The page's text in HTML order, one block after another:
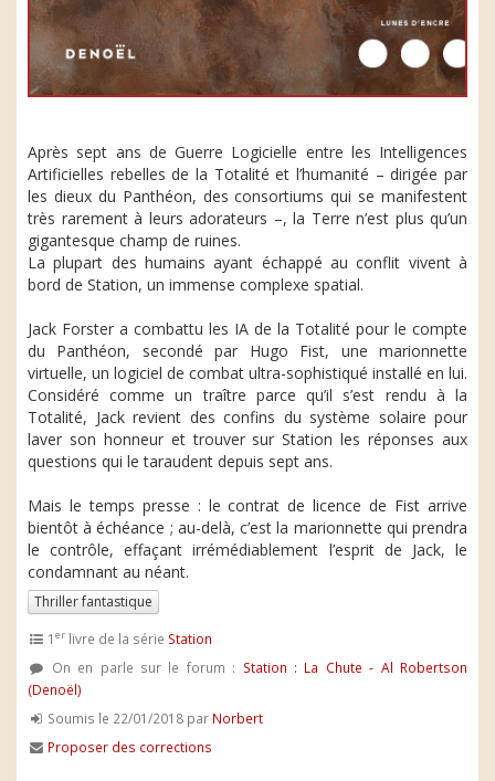
Après sept ans de Guerre Logicielle entre les Intelligences
Artificielles rebelles de la Totalité et l’humanité – dirigée par
les dieux du Panthéon, des consortiums qui se manifestent
très rarement à leurs adorateurs –, la Terre n’est plus qu’un
gigantesque champ de ruines.
La plupart des humains ayant échappé au conflit vivent à
bord de Station, un immense complexe spatial.
Jack Forster a combattu les IA de la Totalité pour le compte
du Panthéon, secondé par Hugo Fist, une marionnette
virtuelle, un logiciel de combat ultra-sophistiqué installé en lui.
Considéré comme un traître parce qu’il s’est rendu à la
Totalité, Jack revient des confins du système solaire pour
laver son honneur et trouver sur Station les réponses aux
questions qui le taraudent depuis sept ans.
Mais le temps presse : le contrat de licence de Fist arrive
bientôt à échéance ; au-delà, c’est la marionnette qui prendra
le contrôle, effaçant irrémédiablement l’esprit de Jack, le
condamnant au néant.
Thriller fantastique
1er livre de la série Station
On en parle sur le forum : Station : La Chute - Al Robertson
(Denoël)
Soumis le 22/01/2018 par Norbert
Proposer des corrections